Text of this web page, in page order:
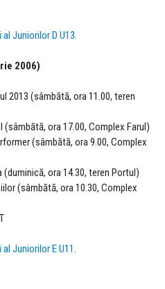
Juniorilor D U13.
2006)
2013 (sâmbătă, ora 11.00, teren
(sâmbătă, ora 17.00, Complex Farul)​
(sâmbătă, ora 9.00, Complex
ora 14.30, teren Portul)
(sâmbătă, ora 10.30, Complex
Juniorilor E U11.